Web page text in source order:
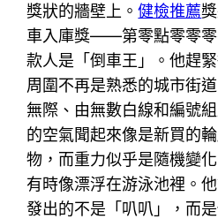
獎狀的牆壁上。健檢推薦
車入庫獎——第零點零零零
款人是「倒車王」。他趕
周圍不再是熟悉的城市街
無際、由無數白線和編號
的空氣聞起來像是新買的
物，而重力似乎是隨機變
有時像漂浮在游泳池裡。
發出的不是「叭叭」，而